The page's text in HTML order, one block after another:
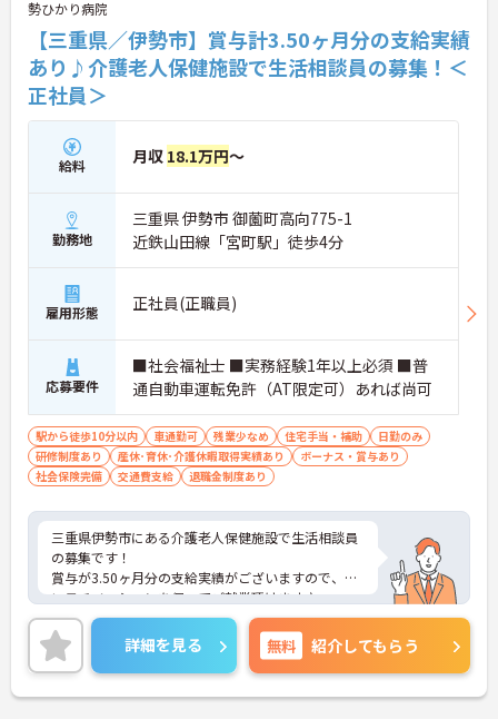
勢ひかり病院
【三重県／伊勢市】賞与計3.50ヶ月分の支給実績
あり♪介護老人保健施設で生活相談員の募集！＜
正社員＞
給料 月収 18.1万円～
勤務地
三重県 伊勢市 御薗町高向775-1
近鉄山田線「宮町駅」徒歩4分
雇用形態 正社員(正職員)
応募要件
■社会福祉士 ■実務経験1年以上必須 ■普
通自動車運転免許（AT限定可）あれば尚可
駅から徒歩10分以内 車通勤可 残業少なめ 住宅手当・補助
日勤のみ
研修制度あり
産休･育休･介護休暇取得実績あり
ボーナス・賞与あり
社会保険完備
交通費支給 退職金制度あり
三重県伊勢市にある介護老人保健施設で生活相談員
の募集です！
賞与が3.50ヶ月分の支給実績がございますので、高
いモチベーションを保ってご就業頂けます♪
最寄駅から徒歩4分！マイカー通勤も可能なので毎
日の通勤も楽々です◎
ご興味のある方には、面接対策ポイントなど、さら
に詳細をお話しいたしますのでお気軽にご相談くだ
さい！
詳細を見る 無料 紹介してもらう